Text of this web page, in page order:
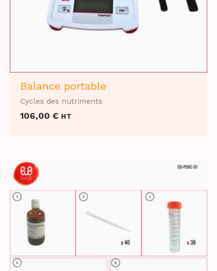
Balance portable
Cycles des nutriments
106,00 € HT